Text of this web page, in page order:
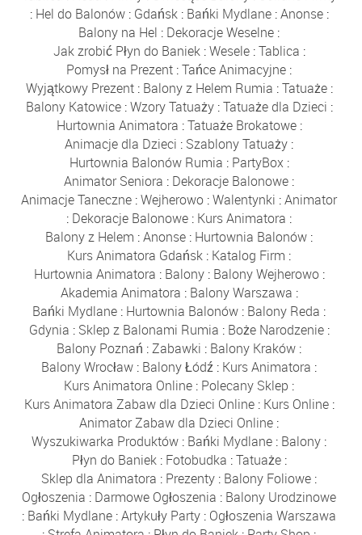
: Hel do Balonów: Gdańsk: Bańki Mydlane:Anonse:
Balony na Hel : Dekoracje Weselne :
Jak zrobić Płyn do Baniek:Wesele:Tablica :
Pomysł na Prezent :Tańce Animacyjne :
Wyjątkowy Prezent: Balony z Helem Rumia :Tatuaże:
Balony Katowice:Wzory Tatuaży:Tatuaże dla Dzieci :
Hurtownia Animatora :Tatuaże Brokatowe:
Animacje dla Dzieci : Szablony Tatuaży :
Hurtownia Balonów Rumia : PartyBox:
Animator Seniora : Dekoracje Balonowe :
Animacje Taneczne :Wejherowo :Walentynki :Animator
: Dekoracje Balonowe : Kurs Animatora :
Balony z Helem :Anonse : Hurtownia Balonów :
Kurs Animatora Gdańsk : Katalog Firm :
Hurtownia Animatora : Balony: Balony Wejherowo:
Akademia Animatora : Balony Warszawa :
Bańki Mydlane : Hurtownia Balonów : Balony Reda :
Gdynia : Sklep z Balonami Rumia : Boże Narodzenie:
Balony Poznań :Zabawki : Balony Kraków :
Balony Wrocław : Balony Łódź : Kurs Animatora :
Kurs Animatora Online : Polecany Sklep :
Kurs Animatora Zabaw dla Dzieci Online: Kurs Online:
Animator Zabaw dla Dzieci Online :
Wyszukiwarka Produktów : Bańki Mydlane : Balony :
Płyn do Baniek: Fotobudka :Tatuaże:
Sklep dla Animatora : Prezenty : Balony Foliowe :
Ogłoszenia : Darmowe Ogłoszenia : Balony Urodzinowe
: Bańki Mydlane :Artykuły Party : Ogłoszenia Warszawa